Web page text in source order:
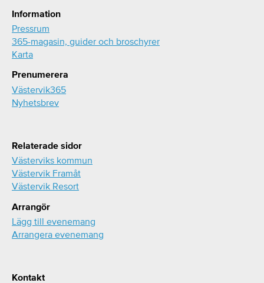
Information
Pressrum
365-magasin, guider och broschyrer
Karta
Prenumerera
Västervik365
Nyhetsbrev
Relaterade sidor
Västerviks kommun
Västervik Framåt
Västervik Resort
Arrangör
Lägg till evenemang
Arrangera evenemang
Kontakt